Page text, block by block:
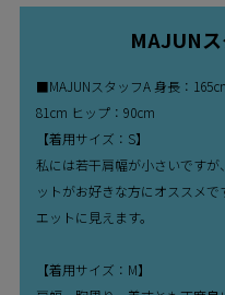
MAJUN
■MAJUNスタッフA 身長：
81cm ヒップ：90cm
【着用サイズ：S】
私には若干肩幅が小さいです
ットがお好きな方にオススメ
エットに見えます。
【着用サイズ：M】